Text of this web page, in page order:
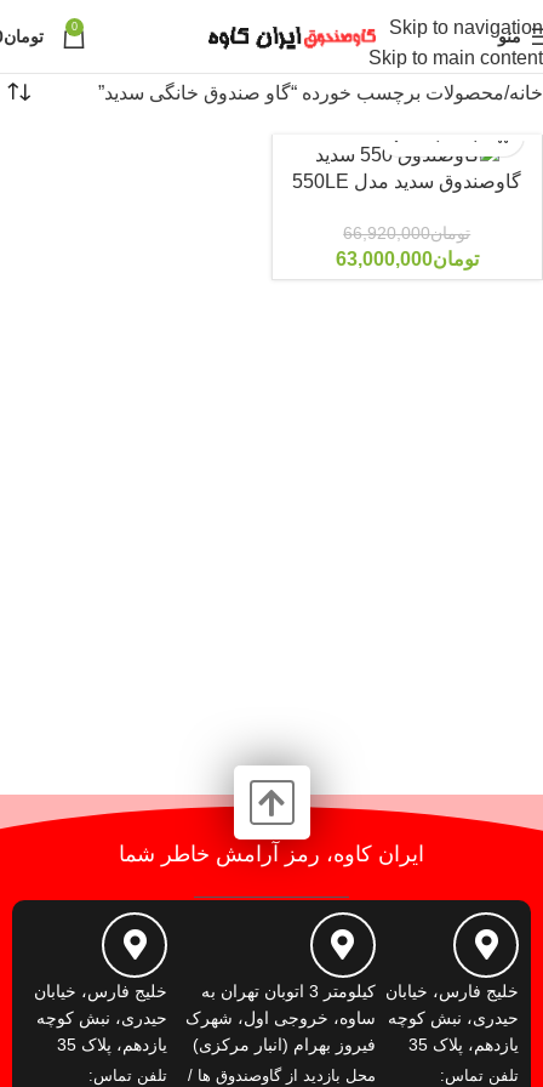
Skip to navigation
Skip to main content
منو 0 تومان
خانه محصولات برچسب خورده “گاو صندوق خانگی سدید”
گاوصندوق سدید مدل 550LE
تومان66,920,000
تومان63,000,000
ایران کاوه، رمز آرامش خاطر شما
خلیج فارس، خیابان
حیدری، نبش کوچه
یازدهم، پلاک 35
تلفن تماس:
کیلومتر 3 اتوبان تهران به
ساوه، خروجی اول، شهرک
فیروز بهرام (انبار مرکزی)
محل بازدید از گاوصندوق ها /
خلیج فارس، خیابان
حیدری، نبش کوچه
یازدهم، پلاک 35
تلفن تماس: